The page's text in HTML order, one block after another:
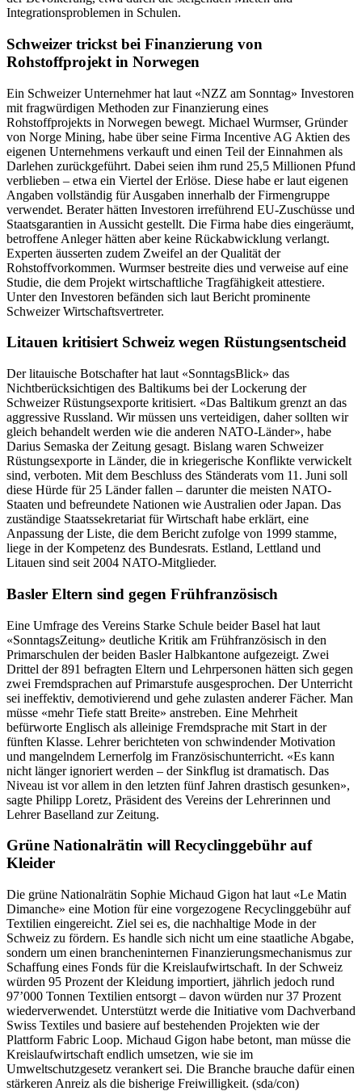
Integrationsproblemen in Schulen.
Schweizer trickst bei Finanzierung von
Rohstoffprojekt in Norwegen
Ein Schweizer Unternehmer hat laut «NZZ am Sonntag» Investoren
mit fragwürdigen Methoden zur Finanzierung eines
Rohstoffprojekts in Norwegen bewegt. Michael Wurmser, Gründer
von Norge Mining, habe über seine Firma Incentive AG Aktien des
eigenen Unternehmens verkauft und einen Teil der Einnahmen als
Darlehen zurückgeführt. Dabei seien ihm rund 25,5 Millionen Pfund
verblieben – etwa ein Viertel der Erlöse. Diese habe er laut eigenen
Angaben vollständig für Ausgaben innerhalb der Firmengruppe
verwendet. Berater hätten Investoren irreführend EU-Zuschüsse und
Staatsgarantien in Aussicht gestellt. Die Firma habe dies eingeräumt,
betroffene Anleger hätten aber keine Rückabwicklung verlangt.
Experten äusserten zudem Zweifel an der Qualität der
Rohstoffvorkommen. Wurmser bestreite dies und verweise auf eine
Studie, die dem Projekt wirtschaftliche Tragfähigkeit attestiere.
Unter den Investoren befänden sich laut Bericht prominente
Schweizer Wirtschaftsvertreter.
Litauen kritisiert Schweiz wegen Rüstungsentscheid
Der litauische Botschafter hat laut «SonntagsBlick» das
Nichtberücksichtigen des Baltikums bei der Lockerung der
Schweizer Rüstungsexporte kritisiert. «Das Baltikum grenzt an das
aggressive Russland. Wir müssen uns verteidigen, daher sollten wir
gleich behandelt werden wie die anderen NATO-Länder», habe
Darius Semaska der Zeitung gesagt. Bislang waren Schweizer
Rüstungsexporte in Länder, die in kriegerische Konflikte verwickelt
sind, verboten. Mit dem Beschluss des Ständerats vom 11. Juni soll
diese Hürde für 25 Länder fallen – darunter die meisten NATO-
Staaten und befreundete Nationen wie Australien oder Japan. Das
zuständige Staatssekretariat für Wirtschaft habe erklärt, eine
Anpassung der Liste, die dem Bericht zufolge von 1999 stamme,
liege in der Kompetenz des Bundesrats. Estland, Lettland und
Litauen sind seit 2004 NATO-Mitglieder.
Basler Eltern sind gegen Frühfranzösisch
Eine Umfrage des Vereins Starke Schule beider Basel hat laut
«SonntagsZeitung» deutliche Kritik am Frühfranzösisch in den
Primarschulen der beiden Basler Halbkantone aufgezeigt. Zwei
Drittel der 891 befragten Eltern und Lehrpersonen hätten sich gegen
zwei Fremdsprachen auf Primarstufe ausgesprochen. Der Unterricht
sei ineffektiv, demotivierend und gehe zulasten anderer Fächer. Man
müsse «mehr Tiefe statt Breite» anstreben. Eine Mehrheit
befürworte Englisch als alleinige Fremdsprache mit Start in der
fünften Klasse. Lehrer berichteten von schwindender Motivation
und mangelndem Lernerfolg im Französischunterricht. «Es kann
nicht länger ignoriert werden – der Sinkflug ist dramatisch. Das
Niveau ist vor allem in den letzten fünf Jahren drastisch gesunken»,
sagte Philipp Loretz, Präsident des Vereins der Lehrerinnen und
Lehrer Baselland zur Zeitung.
Grüne Nationalrätin will Recyclinggebühr auf
Kleider
Die grüne Nationalrätin Sophie Michaud Gigon hat laut «Le Matin
Dimanche» eine Motion für eine vorgezogene Recyclinggebühr auf
Textilien eingereicht. Ziel sei es, die nachhaltige Mode in der
Schweiz zu fördern. Es handle sich nicht um eine staatliche Abgabe,
sondern um einen brancheninternen Finanzierungsmechanismus zur
Schaffung eines Fonds für die Kreislaufwirtschaft. In der Schweiz
würden 95 Prozent der Kleidung importiert, jährlich jedoch rund
97’000 Tonnen Textilien entsorgt – davon würden nur 37 Prozent
wiederverwendet. Unterstützt werde die Initiative vom Dachverband
Swiss Textiles und basiere auf bestehenden Projekten wie der
Plattform Fabric Loop. Michaud Gigon habe betont, man müsse die
Kreislaufwirtschaft endlich umsetzen, wie sie im
Umweltschutzgesetz verankert sei. Die Branche brauche dafür einen
stärkeren Anreiz als die bisherige Freiwilligkeit. (sda/con)